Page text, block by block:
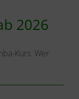
2026
Kurs. Wer